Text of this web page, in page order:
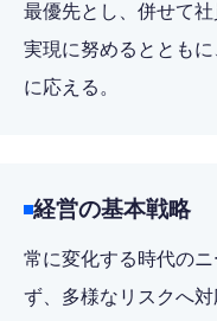
最優先とし、併せて
実現に努めるととも
に応える。
経営の基本戦略
常に変化する時代の
ず、多様なリスクへ